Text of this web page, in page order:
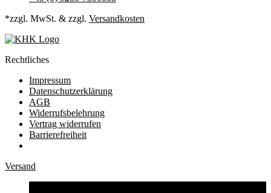
*zzgl. MwSt. & zzgl. Versandkosten
Rechtliches
Impressum
Datenschutzerklärung
AGB
Widerrufsbelehrung
Vertrag widerrufen
Barrierefreiheit
Versand